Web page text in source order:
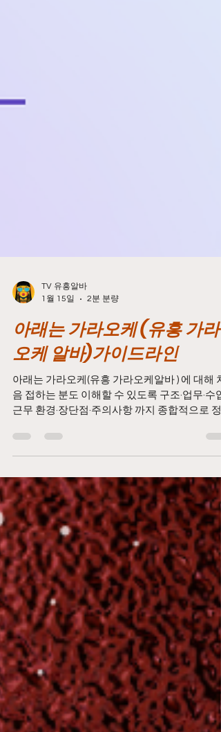
TV 유흥알바
1월 15일
2분 분량
아래는 가라오케 (유흥 가라
오케 알바)가이드라인
아래는 가라오케(유흥 가라오케알바 ) 에 대해 처
음 접하는 분도 이해할 수 있도록 구조·업무·수입
엇인가 유흥 가라오케는 일반 노래방과 달리 룸
(Room) 형태의 접객 업소 로, 손님이 술과 안주를
주문하고 노래를 부르며 시간을 보내는 공간입
다. 아가씨(호스트)는 손님과 같은 테이블에 앉아
대화·노래·분위기 메이킹 을 담당합니다. 강남 지
역 가라오케는 규모가 크고 체계가 잡혀 있어 초
보자 입문 업종 으로 선택되는 경우가 많습니다.
주요 업무 내용 가라오케에서의 핵심 업무는 다
과 같습니다. 손님 응대 및 기본 매너 유지 대화
드, 분위기 관리 노래 신청·박수·리액션 술 서빙(
도한 음주 강요는 없음) 업소 콘셉트에 따라 차이
는 있지만, 무리한 스킨십이나 불법 행위는 요구
되지 않는 곳이 일반적 입니다. 중요한 것은 외모
보다도 대화 능력, 공감,